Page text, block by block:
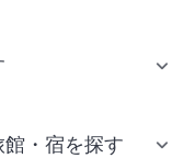
・宿を探す